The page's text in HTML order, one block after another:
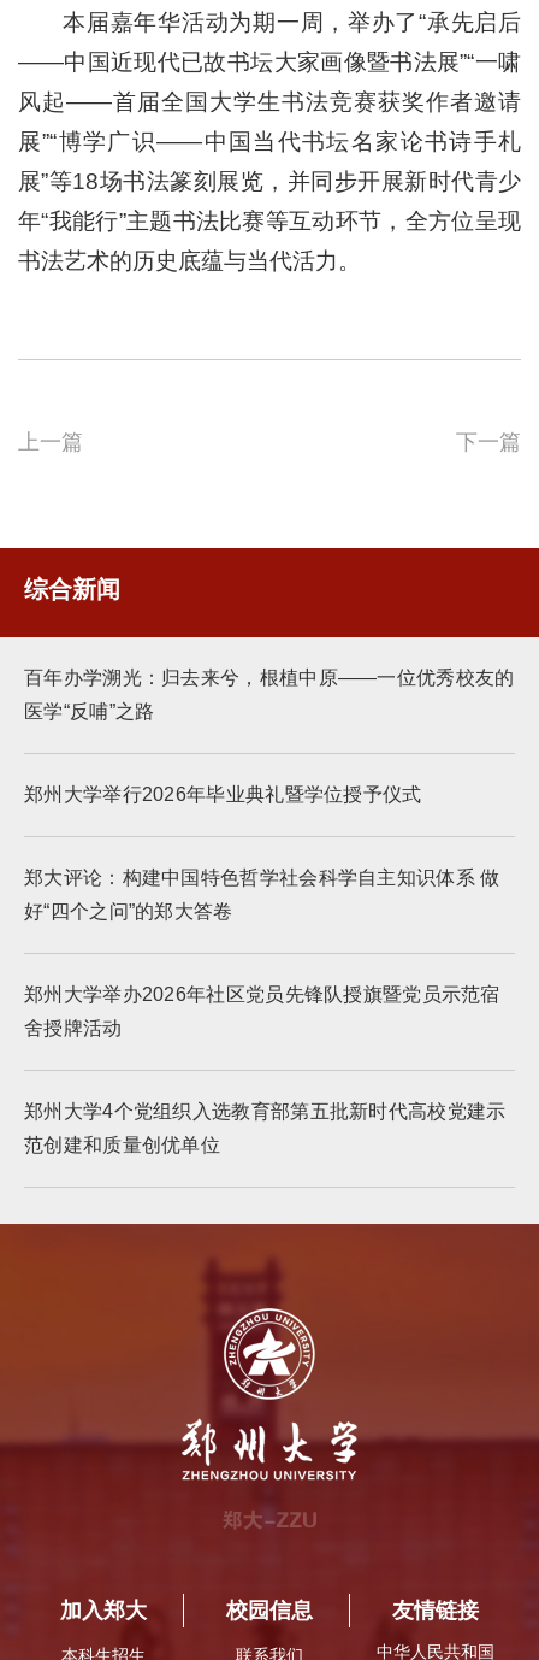
本届嘉年华活动为期一周，举办了“承先启后
——中国近现代已故书坛大家画像暨书法展”“一啸
风起——首届全国大学生书法竞赛获奖作者邀请
展”“博学广识——中国当代书坛名家论书诗手札
展”等18场书法篆刻展览，并同步开展新时代青少
年“我能行”主题书法比赛等互动环节，全方位呈现
书法艺术的历史底蕴与当代活力。
上一篇 下一篇
综合新闻
百年办学溯光：归去来兮，根植中原——一位优秀校友的
医学“反哺”之路
郑州大学举行2026年毕业典礼暨学位授予仪式
郑大评论：构建中国特色哲学社会科学自主知识体系 做
好“四个之问”的郑大答卷
郑州大学举办2026年社区党员先锋队授旗暨党员示范宿
舍授牌活动
郑州大学4个党组织入选教育部第五批新时代高校党建示
范创建和质量创优单位
加入郑大
本科生招生
校园信息
联系我们
友情链接
中华人民共和国